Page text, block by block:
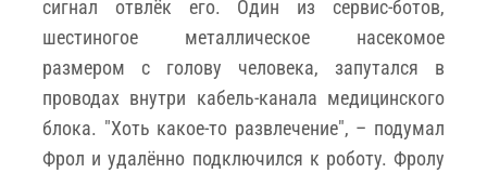
сигнал отвлёк его. Один из сервис-ботов,
шестиногое металлическое насекомое
размером с голову человека, запутался в
проводах внутри кабель-канала медицинского
блока. "Хоть какое-то развлечение", – подумал
Фрол и удалённо подключился к роботу. Фролу